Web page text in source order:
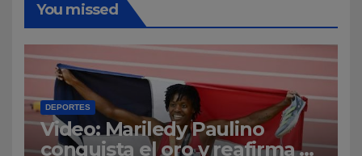
You missed
DEPORTES
Video: Mariledy Paulino
conquista el oro y reafirma su